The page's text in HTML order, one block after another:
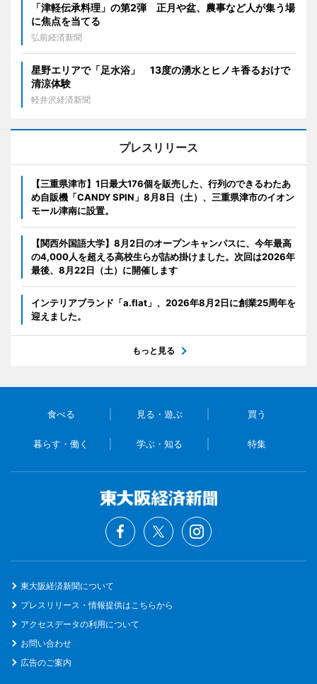
「津軽伝承料理」の第2弾 正月や盆、農事など人が集う場
に焦点を当てる
弘前経済新聞
星野エリアで「足水浴」 13度の湧水とヒノキ香るおけで
清涼体験
軽井沢経済新聞
プレスリリース
【三重県津市】1日最大176個を販売した、行列のできるわたあ
め自販機「CANDY SPIN」8月8日（土）、三重県津市のイオン
モール津南に設置。
【関西外国語大学】8月2日のオープンキャンパスに、今年最高
の4,000人を超える高校生らが詰め掛けました。次回は2026年
最後、8月22日（土）に開催します
インテリアブランド「a.flat」、2026年8月2日に創業25周年を
迎えました。
もっと見る
食べる 見る・遊ぶ 買う
暮らす・働く 学ぶ・知る 特集
東大阪経済新聞について
プレスリリース・情報提供はこちらから
アクセスデータの利用について
お問い合わせ
広告のご案内